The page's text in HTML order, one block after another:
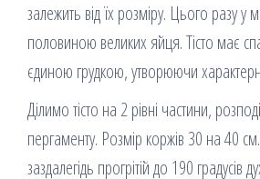
залежить від їх розміру. Цього разу у
половиною великих яйця. Тісто має
єдиною грудкою, утворюючи
Ділимо тісто на 2 рівні частини,
пергаменту. Розмір коржів 30 на 40
заздалегідь прогрітій до 190 градусів